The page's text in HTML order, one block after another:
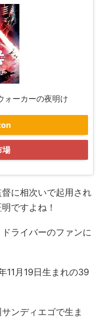
ォーカーの夜明け
場
に相次いで起用され
ですよね！
ライバーのファンに
11月19日生まれの39
ンディエゴで生ま